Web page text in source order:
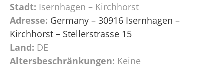
Stadt: Isernhagen – Kirchhorst
Adresse: Germany – 30916 Isernhagen –
Kirchhorst – Stellerstrasse 15
Land: DE
Altersbeschränkungen: Keine